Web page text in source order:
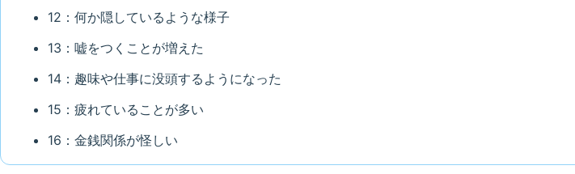
12：何か隠しているような様子
13：嘘をつくことが増えた
14：趣味や仕事に没頭するようになった
15：疲れていることが多い
16：金銭関係が怪しい